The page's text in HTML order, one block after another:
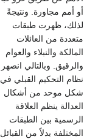
أو أمم مجاورة. ونتيجةً
لذلك، ظهرت طبقات
متعددة من العائلات
المالكة والنبلاء والعوام
والرقيق. وبالتالي انصهر
نظام التحكيم القبلي في
شكل موحد من أشكال
العدالة ينظم العلاقة
الرسمية بين الطبقات
المختلفة بدلاً من